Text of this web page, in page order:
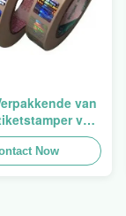
van
van
het
Logo
Now